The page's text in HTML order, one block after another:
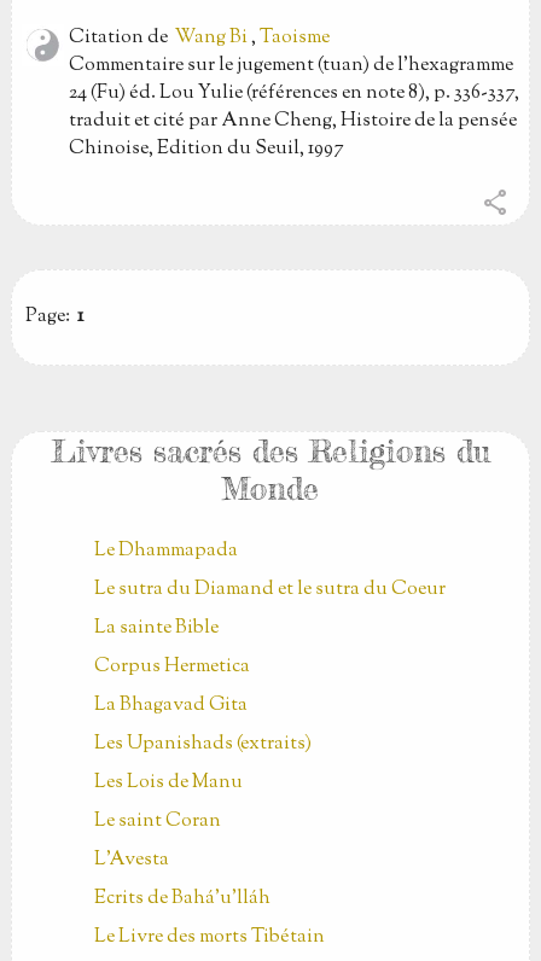
Citationde Wang Bi,Taoisme
Commentaire sur le jugement (tuan) de l'hexagramme
24 (Fu) éd. Lou Yulie (références en note 8), p. 336-337,
traduit et cité par Anne Cheng, Histoire de la pensée
Chinoise, Edition du Seuil, 1997
share
Page: 1
Livres sacrés des Religions du
Monde
Le Dhammapada
Le sutra du Diamand et le sutra du Coeur
La sainte Bible
Corpus Hermetica
La Bhagavad Gita
Les Upanishads (extraits)
Les Lois de Manu
Le saint Coran
L'Avesta
Ecrits de Bahá’u’lláh
Le Livre des morts Tibétain